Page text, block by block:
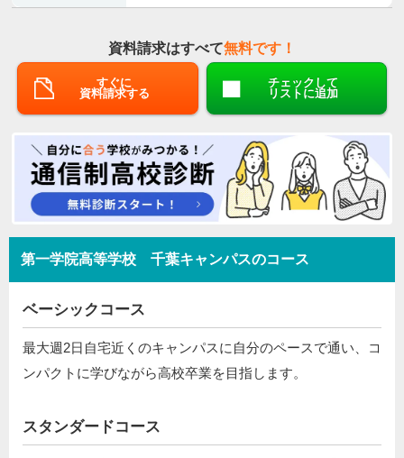
資料請求はすべて無料です！
すぐに
資料請求する
チェックして
リストに追加
第一学院高等学校 千葉キャンパスのコース
ベーシックコース
最大週2日自宅近くのキャンパスに自分のペースで通い、コ
ンパクトに学びながら高校卒業を目指します。
スタンダードコース